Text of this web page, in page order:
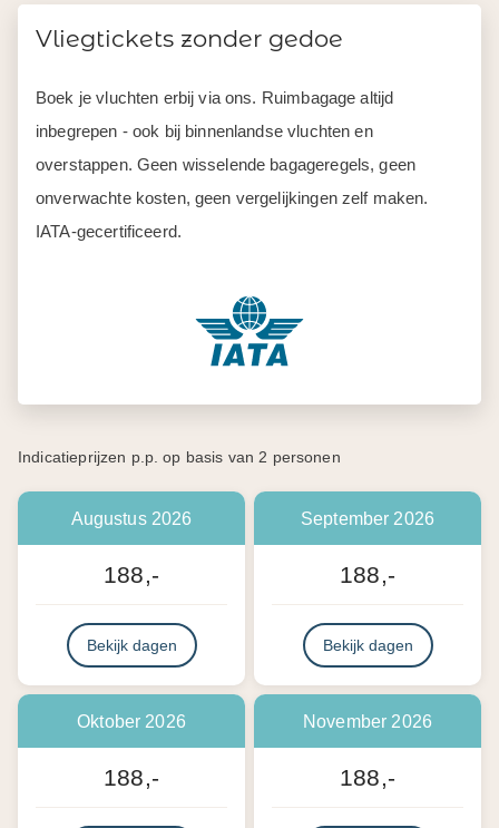
Vliegtickets zonder gedoe
Boek je vluchten erbij via ons. Ruimbagage altijd
inbegrepen - ook bij binnenlandse vluchten en
overstappen. Geen wisselende bagageregels, geen
onverwachte kosten, geen vergelijkingen zelf maken.
IATA-gecertificeerd.
Indicatieprijzen p.p. op basis van 2 personen
Augustus 2026
188,-
Bekijk dagen
September 2026
188,-
Bekijk dagen
Oktober 2026
188,-
November 2026
188,-